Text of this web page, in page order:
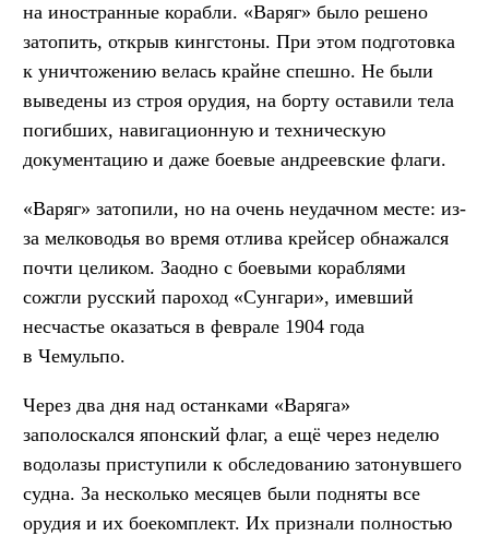
на иностранные корабли. «Варяг» было решено
затопить, открыв кингстоны. При этом подготовка
к уничтожению велась крайне спешно. Не были
выведены из строя орудия, на борту оставили тела
погибших, навигационную и техническую
документацию и даже боевые андреевские флаги.
«Варяг» затопили, но на очень неудачном месте: из-
за мелководья во время отлива крейсер обнажался
почти целиком. Заодно с боевыми кораблями
сожгли русский пароход «Сунгари», имевший
несчастье оказаться в феврале 1904 года
в Чемульпо.
Через два дня над останками «Варяга»
заполоскался японский флаг, а ещё через неделю
водолазы приступили к обследованию затонувшего
судна. За несколько месяцев были подняты все
орудия и их боекомплект. Их признали полностью